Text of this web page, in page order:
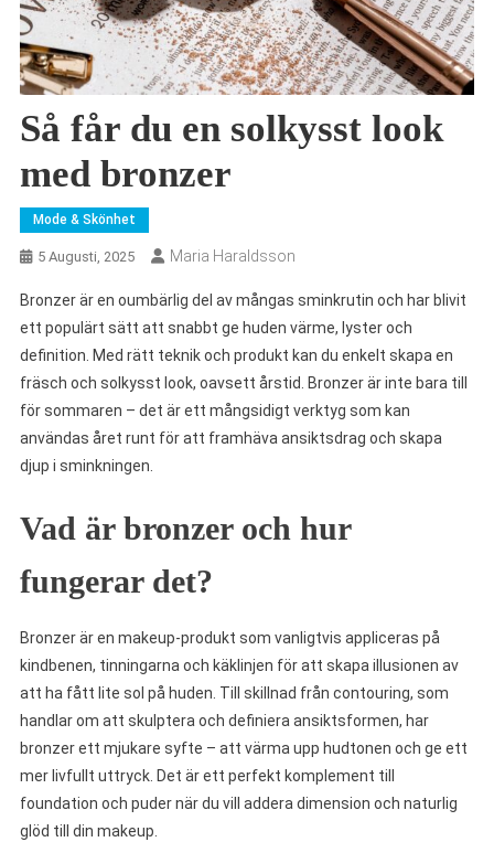
Så får du en solkysst look
med bronzer
Mode & Skönhet
5 Augusti, 2025 Maria Haraldsson
Bronzer är en oumbärlig del av mångas sminkrutin och har blivit
ett populärt sätt att snabbt ge huden värme, lyster och
definition. Med rätt teknik och produkt kan du enkelt skapa en
fräsch och solkysst look, oavsett årstid. Bronzer är inte bara till
för sommaren – det är ett mångsidigt verktyg som kan
användas året runt för att framhäva ansiktsdrag och skapa
djup i sminkningen.
Vad är bronzer och hur
fungerar det?
Bronzer är en makeup-produkt som vanligtvis appliceras på
kindbenen, tinningarna och käklinjen för att skapa illusionen av
att ha fått lite sol på huden. Till skillnad från contouring, som
handlar om att skulptera och definiera ansiktsformen, har
bronzer ett mjukare syfte – att värma upp hudtonen och ge ett
mer livfullt uttryck. Det är ett perfekt komplement till
foundation och puder när du vill addera dimension och naturlig
glöd till din makeup.